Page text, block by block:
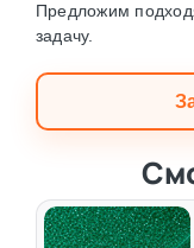
Предложим
задачу.